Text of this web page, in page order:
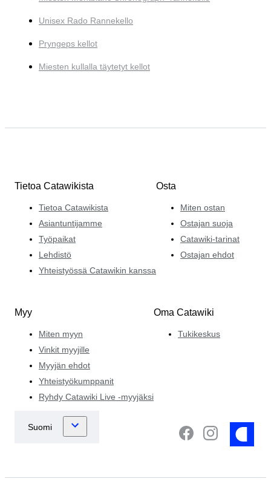
Unisex Rado Rannekello
Pryngeps kellot
Miesten kullalla täytetyt kellot
Tietoa Catawikista
Tietoa Catawikista
Asiantuntijamme
Työpaikat
Lehdistö
Yhteistyössä Catawikin kanssa
Osta
Miten ostan
Ostajan suoja
Catawiki-tarinat
Ostajan ehdot
Myy
Miten myyn
Vinkit myyjille
Myyjän ehdot
Yhteistyökumppanit
Ryhdy Catawiki Live -myyjäksi
Oma Catawiki
Tukikeskus